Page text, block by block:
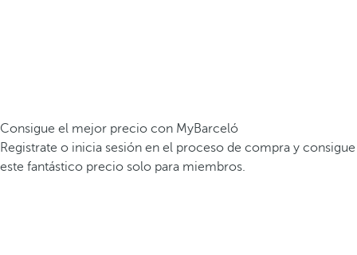
Consigue el mejor precio con MyBarceló
Registrate o inicia sesión en el proceso de compra y consigue
este fantástico precio solo para miembros.